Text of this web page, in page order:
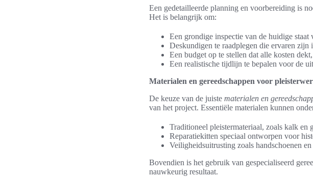
Een gedetailleerde planning en voorbereiding is
Het is belangrijk om:
Een grondige inspectie van de huidige
Deskundigen te raadplegen die ervaren
Een budget op te stellen dat alle kosten
Een realistische tijdlijn te bepalen voor de
Materialen en gereedschappen voor
De keuze van de juiste materialen en
van het project. Essentiële materialen kunnen
Traditioneel pleistermateriaal, zoals kalk en
Reparatiekitten speciaal ontworpen voor
Veiligheidsuitrusting zoals handschoenen
Bovendien is het gebruik van gespecialiseerd
nauwkeurig resultaat.